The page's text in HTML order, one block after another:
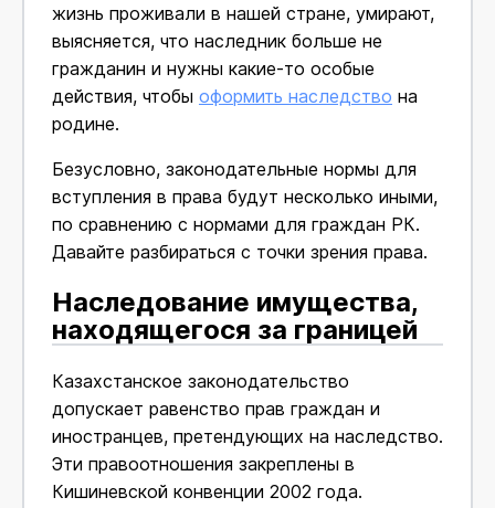
жизнь проживали в нашей стране, умирают,
выясняется, что наследник больше не
гражданин и нужны какие-то особые
действия, чтобы оформить наследство на
родине.
Безусловно, законодательные нормы для
вступления в права будут несколько иными,
по сравнению с нормами для граждан РК.
Давайте разбираться с точки зрения права.
Наследование имущества,
находящегося за границей
Казахстанское законодательство
допускает равенство прав граждан и
иностранцев, претендующих на наследство.
Эти правоотношения закреплены в
Кишиневской конвенции 2002 года.